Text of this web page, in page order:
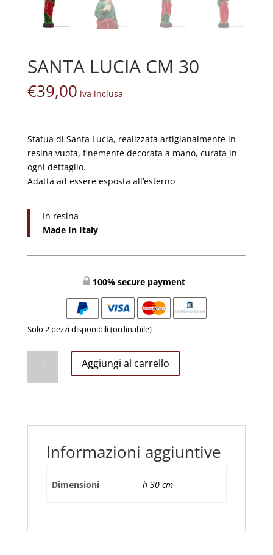
SANTA LUCIA CM 30
€39,00 iva inclusa
Statua di Santa Lucia, realizzata artigianalmente in
resina vuota, finemente decorata a mano, curata in
ogni dettaglio.
Adatta ad essere esposta all’esterno
In resina
Made In Italy
100% secure payment
Solo 2 pezzi disponibili (ordinabile)
LUCIA
CM
Aggiungi al carrello
Informazioni aggiuntive
Dimensioni h 30 cm